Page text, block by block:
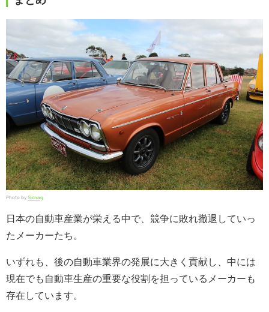
Photo by Sicnag
日本の自動車産業が栄える中で、競争に敗れ撤退していっ
たメーカーたち。
いずれも、後の自動車業界の発展に大きく貢献し、中には
現在でも自動車生産の重要な役割を担っているメーカーも
存在しています。